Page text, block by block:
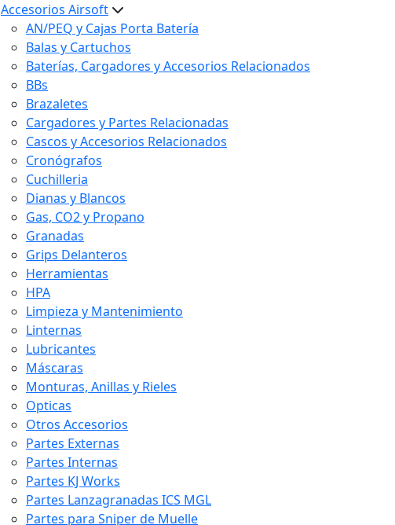
Accesorios Airsoft
AN/PEQ y Cajas Porta Batería
Balas y Cartuchos
Baterías, Cargadores y Accesorios Relacionados
BBs
Brazaletes
Cargadores y Partes Relacionadas
Cascos y Accesorios Relacionados
Cronógrafos
Cuchilleria
Dianas y Blancos
Gas, CO2 y Propano
Granadas
Grips Delanteros
Herramientas
HPA
Limpieza y Mantenimiento
Linternas
Lubricantes
Máscaras
Monturas, Anillas y Rieles
Opticas
Otros Accesorios
Partes Externas
Partes Internas
Partes KJ Works
Partes Lanzagranadas ICS MGL
Partes para Sniper de Muelle